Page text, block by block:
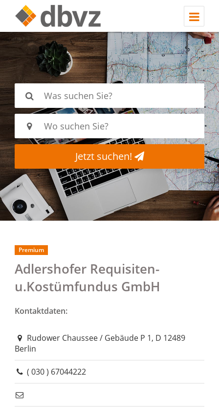
Jetzt suchen!
Adlershofer Requisiten-
u.Kostümfundus GmbH
Premium
Kontaktdaten:
Rudower Chaussee / Gebäude P 1, D 12489
Berlin
( 030 ) 67044222